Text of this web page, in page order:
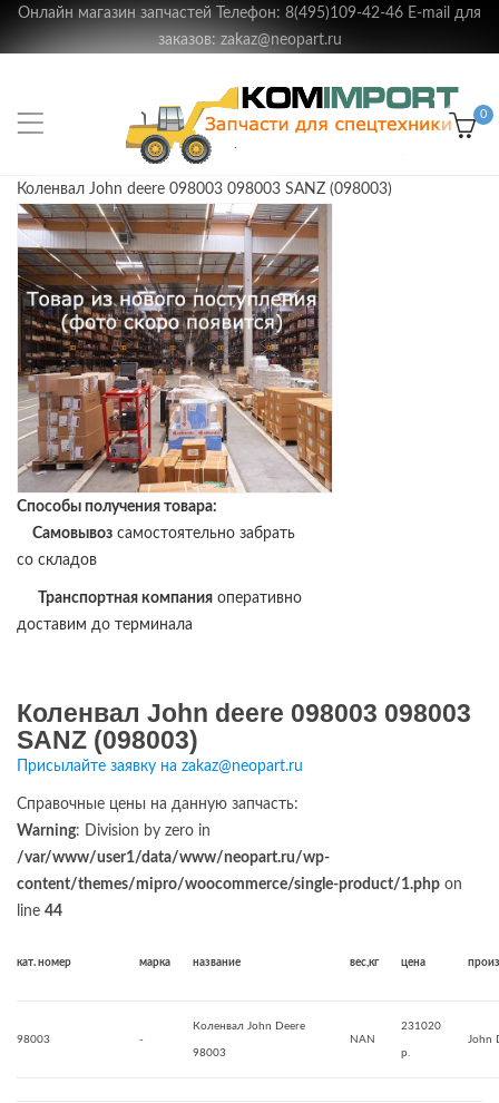
Онлайн магазин запчастей Телефон: 8(495)109-42-46 E-mail для
заказов: zakaz@neopart.ru
0
Коленвал John deere 098003 098003 SANZ (098003)
Способы получения товара:
Самовывоз самостоятельно забрать
со складов
Транспортная компания оперативно
доставим до терминала
Коленвал John deere 098003 098003
SANZ (098003)
Присылайте заявку на zakaz@neopart.ru
Справочные цены на данную запчасть:
Warning: Division by zero in
/var/www/user1/data/www/neopart.ru/wp-
content/themes/mipro/woocommerce/single-product/1.php on
line 44
кат. номер марка название вес,кг цена
98003 -
Коленвал John Deere
98003
NAN
231020
р.
John